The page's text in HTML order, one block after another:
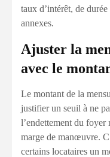
taux d’intérêt, de
annexes.
Ajuster la
avec le
Le montant de la
justifier un seuil à ne
l’endettement du foyer
marge de manœuvre.
certains locataires un